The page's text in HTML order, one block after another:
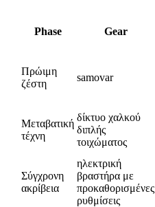
Phase Gear
Πρώιμη
ζέστη
samovar
Μεταβατική
τέχνη
δίκτυο χαλκού
διπλής
τοιχώματος
Σύγχρονη
ακρίβεια
ηλεκτρική
βραστήρα με
προκαθορισμένες
ρυθμίσεις